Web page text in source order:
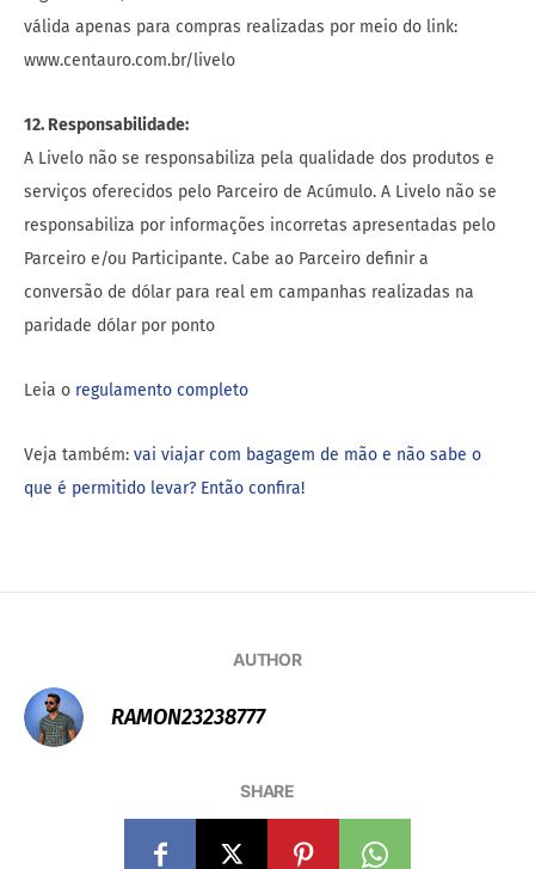
válida apenas para compras realizadas por meio do link:
www.centauro.com.br/livelo
12. Responsabilidade:
A Livelo não se responsabiliza pela qualidade dos produtos e
serviços oferecidos pelo Parceiro de Acúmulo. A Livelo não se
responsabiliza por informações incorretas apresentadas pelo
Parceiro e/ou Participante. Cabe ao Parceiro definir a
conversão de dólar para real em campanhas realizadas na
paridade dólar por ponto
Leia o regulamento completo
Veja também: vai viajar com bagagem de mão e não sabe o
que é permitido levar? Então confira!
AUTHOR
RAMON23238777
SHARE